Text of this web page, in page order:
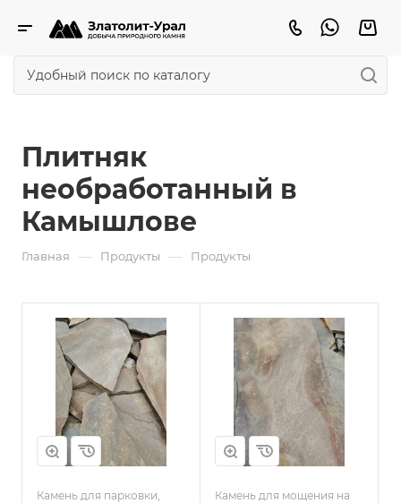
Плитняк
необработанный в
Камышлове
Главная — Продукты — Продукты
Камень для парковки,
Камень для мощения на